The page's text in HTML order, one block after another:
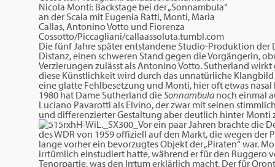
Nicola Monti: Backstage bei der „Sonnambula“
an der Scala mit Eugenia Ratti, Monti, Maria
Callas, Antonino Votto und Fiorenza
Cossotto/Piccagliani/callaassoluta.tumbl.com
Die fünf Jahre später entstandene Studio-Produktion der
Distanz, einen schweren Stand gegen die Vorgängerin,
Verzierungen zulässt als Antonino Votto. Sutherland
diese Künstlichkeit wird durch das unnatürliche
eine glatte Fehlbesetzung und Monti, hier oft etwas
1980 hat Dame Sutherland dieSonnambula noch einmal
Luciano Pavarotti als Elvino, der zwar mit seinen
und differenzierter Gestaltung aber deutlich hinter Monti
Vor ein paar Jahren brachte die
des WDR von 1959 offiziell auf den Markt, die wegen
lange vorher ein bevorzugtes Objekt der „Piraten“ war.
irrtümlich einstudiert hatte, während er für den Ruggero
Tenorpartie, was den Irrtum erklärlich macht. Der für